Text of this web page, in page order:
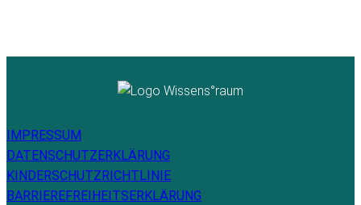
IMPRESSUM
DATENSCHUTZERKLÄRUNG
KINDERSCHUTZRICHTLINIE
BARRIEREFREIHEITSERKLÄRUNG